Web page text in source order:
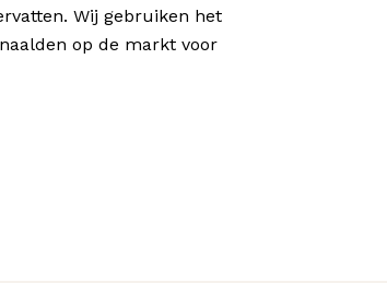
Wij gebruiken het
op de markt voor